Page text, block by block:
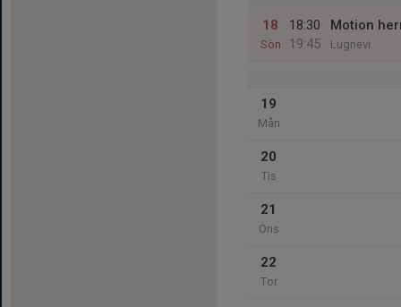
18
Sön
18:30
19:45
Motion
Lugnevi
19
Mån
20
Tis
21
Ons
22
Tor